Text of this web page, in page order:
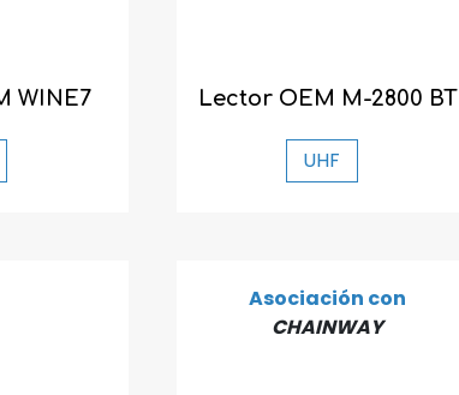
WINE7 Lector OEM M-2800 BT
UHF
Asociación con
CHAINWAY